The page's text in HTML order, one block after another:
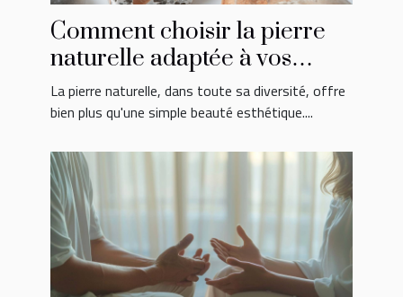
Comment choisir la pierre
naturelle adaptée à vos
besoins émotionnels
La pierre naturelle, dans toute sa diversité, offre
bien plus qu'une simple beauté esthétique....